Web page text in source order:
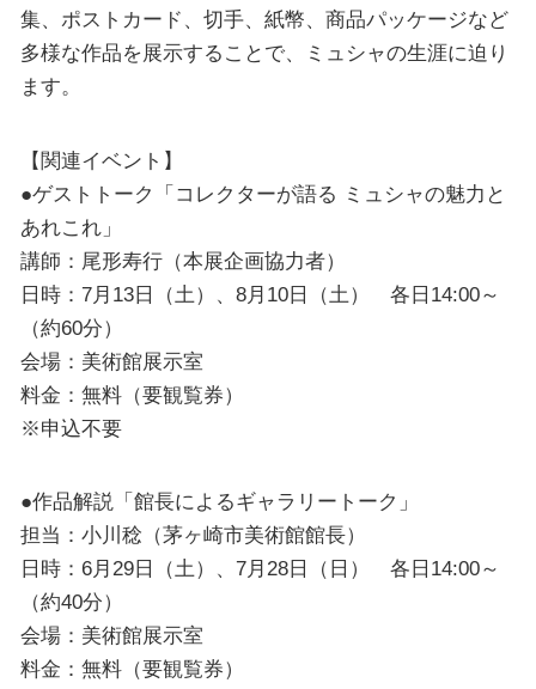
集、ポストカード、切手、紙幣、商品パッケージなど
多様な作品を展示することで、ミュシャの生涯に迫り
ます。
【関連イベント】
●ゲストトーク「コレクターが語る ミュシャの魅力と
あれこれ」
講師：尾形寿行（本展企画協力者）
日時：7月13日（土）、8月10日（土） 各日14:00～
（約60分）
会場：美術館展示室
料金：無料（要観覧券）
※申込不要
●作品解説「館長によるギャラリートーク」
担当：小川稔（茅ヶ崎市美術館館長）
日時：6月29日（土）、7月28日（日） 各日14:00～
（約40分）
会場：美術館展示室
料金：無料（要観覧券）